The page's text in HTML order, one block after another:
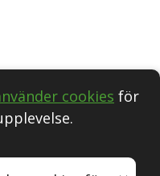
medier:
cookies för